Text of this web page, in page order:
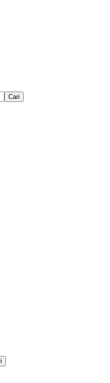
Cari